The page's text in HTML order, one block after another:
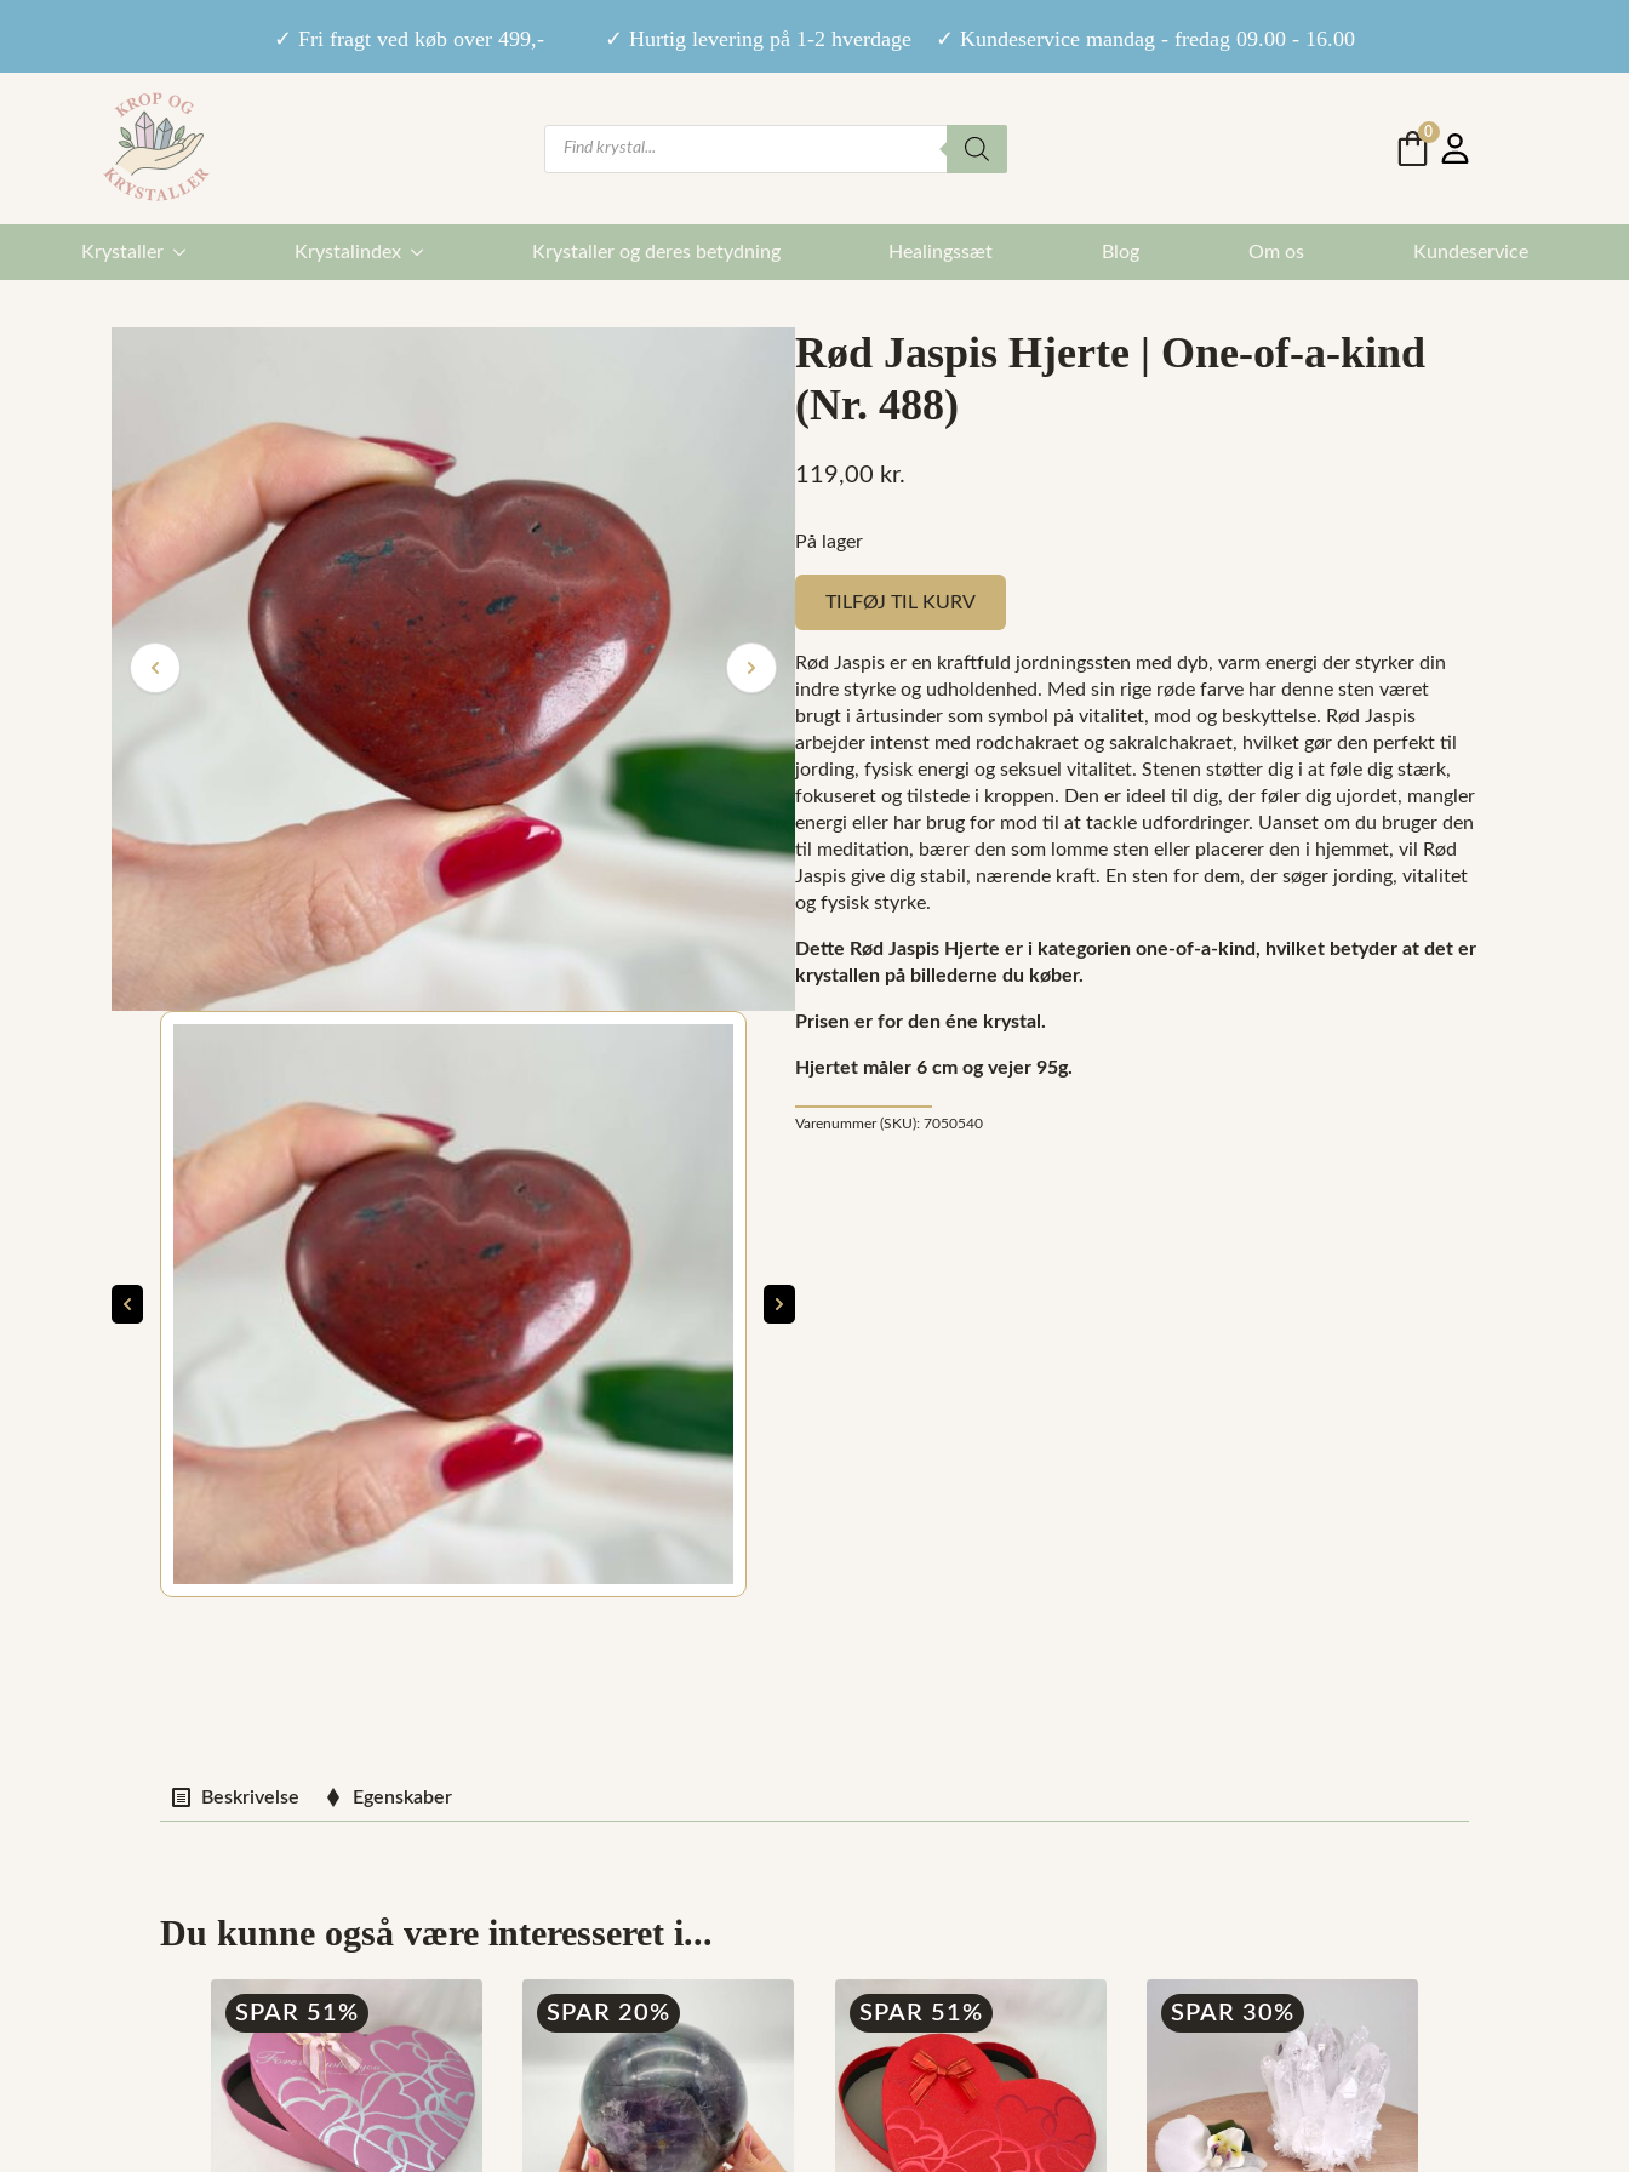
✓ Fri fragt ved køb over 499,- ✓ Hurtig levering på 1-2 hverdage ✓ Kundeservice mandag - fredag 09.00 - 16.00
Products
search
0
Krystaller Krystalindex Krystaller og deres betydning Healingssæt Blog Om os Kundeservice
Rød Jaspis Hjerte | One-of-a-kind
(Nr. 488)
119,00 kr.
På lager
TILFØJ TIL KURV
Rød Jaspis er en kraftfuld jordningssten med dyb, varm energi der styrker din
indre styrke og udholdenhed. Med sin rige røde farve har denne sten været
brugt i årtusinder som symbol på vitalitet, mod og beskyttelse. Rød Jaspis
arbejder intenst med rodchakraet og sakralchakraet, hvilket gør den perfekt til
jording, fysisk energi og seksuel vitalitet. Stenen støtter dig i at føle dig stærk,
fokuseret og tilstede i kroppen. Den er ideel til dig, der føler dig ujordet, mangler
energi eller har brug for mod til at tackle udfordringer. Uanset om du bruger den
til meditation, bærer den som lomme sten eller placerer den i hjemmet, vil Rød
Jaspis give dig stabil, nærende kraft. En sten for dem, der søger jording, vitalitet
og fysisk styrke.
Dette Rød Jaspis Hjerte er i kategorien one-of-a-kind, hvilket betyder at det er
krystallen på billederne du køber.
Prisen er for den éne krystal.
Hjertet måler 6 cm og vejer 95g.
Varenummer (SKU): 7050540
Beskrivelse Egenskaber
Du kunne også være interesseret i...
SPAR 51% SPAR 20% SPAR 51% SPAR 30%